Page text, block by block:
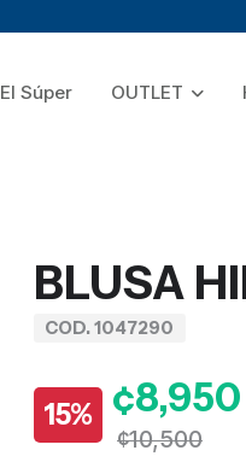
El Súper OUTLET
BLUSA
COD. 1047290
15% ¢8,950
¢10,500